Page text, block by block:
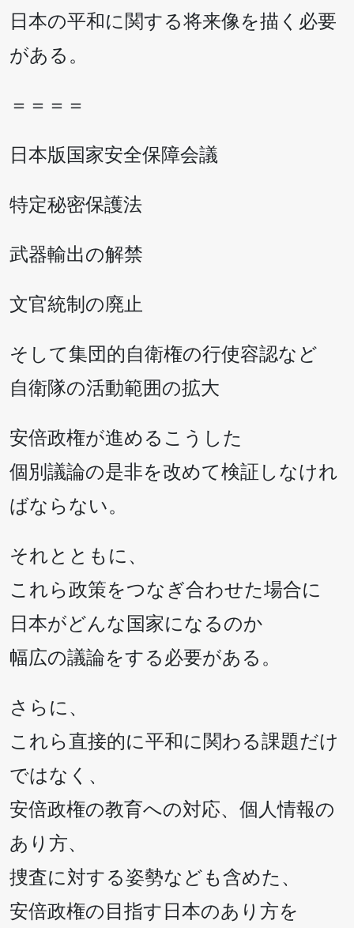
日本の平和に関する将来像を描く必要
がある。
＝＝＝＝
日本版国家安全保障会議
特定秘密保護法
武器輸出の解禁
文官統制の廃止
そして集団的自衛権の行使容認など
自衛隊の活動範囲の拡大
安倍政権が進めるこうした
個別議論の是非を改めて検証しなけれ
ばならない。
それとともに、
これら政策をつなぎ合わせた場合に
日本がどんな国家になるのか
幅広の議論をする必要がある。
さらに、
これら直接的に平和に関わる課題だけ
ではなく、
安倍政権の教育への対応、個人情報の
あり方、
捜査に対する姿勢なども含めた、
安倍政権の目指す日本のあり方を